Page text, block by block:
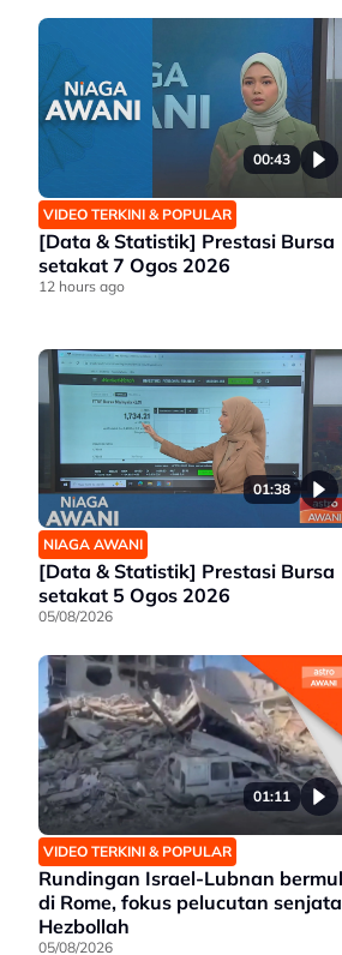
00:43
VIDEO TERKINI & POPULAR
[Data & Statistik] Prestasi Bursa
setakat 7 Ogos 2026
12 hours ago
01:38
NIAGA AWANI
[Data & Statistik] Prestasi Bursa
setakat 5 Ogos 2026
05/08/2026
01:11
VIDEO TERKINI & POPULAR
Rundingan Israel-Lubnan
di Rome, fokus pelucutan senjata
Hezbollah
05/08/2026